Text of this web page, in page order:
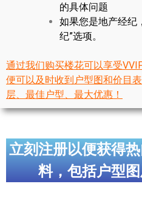
奥克维尔社区介绍
奥克维尔楼花项目
列治文山楼花项目
旺市楼花项目
万锦楼花项目
新居民
新移民指南
的具体问题
如果您是地产经纪
纪”选项。
通过我们购买楼花可以享受
便可以及时收到户型图和价目
层、最佳户型、最大优惠！
立刻注册以便获得
料，包括户型